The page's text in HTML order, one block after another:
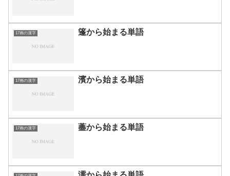
17画の漢字 篷から始まる単語
17画の漢字 濱から始まる単語
17画の漢字 藎から始まる単語